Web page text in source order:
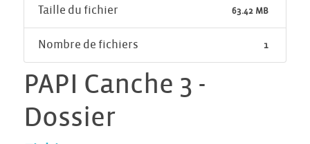
Taille du fichier 63.42 MB
Nombre de fichiers 1
PAPI Canche 3 -
Dossier